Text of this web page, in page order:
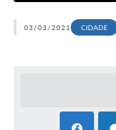
03/03/2021 CIDADE